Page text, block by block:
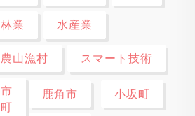
林業 水産業
農山漁村 スマート技術
市
町
鹿角市 小坂町